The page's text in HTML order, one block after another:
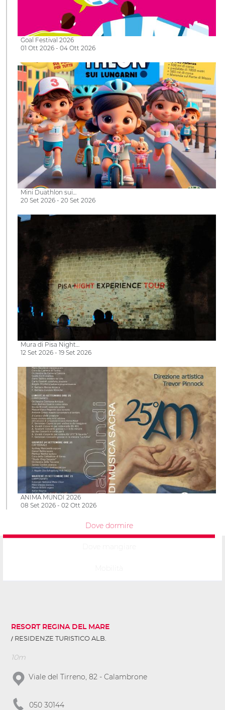
Goal Festival 2026
01 Ott 2026 - 04 Ott 2026
Mini Duathlon sui…
20 Set 2026 - 20 Set 2026
Mura di Pisa Night…
12 Set 2026 - 19 Set 2026
ANIMA MUNDI 2026
08 Set 2026 - 02 Ott 2026
Dove dormire
RESORT REGINA DEL MARE
RESIDENZE TURISTICO ALB.
10m
Viale del Tirreno, 82 - Calambrone
050 30144